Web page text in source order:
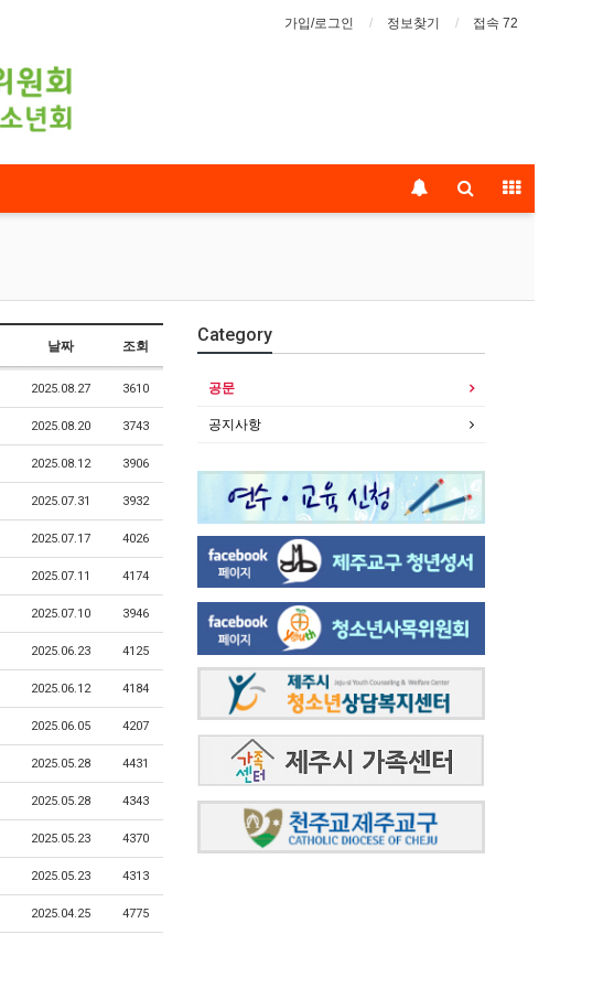
가입/로그인 정보찾기 접속 72
날짜 조회
2025.08.27 3610
2025.08.20 3743
2025.08.12 3906
2025.07.31 3932
2025.07.17 4026
2025.07.11 4174
2025.07.10 3946
2025.06.23 4125
2025.06.12 4184
2025.06.05 4207
2025.05.28 4431
2025.05.28 4343
2025.05.23 4370
2025.05.23 4313
2025.04.25 4775
Category
공문
공지사항